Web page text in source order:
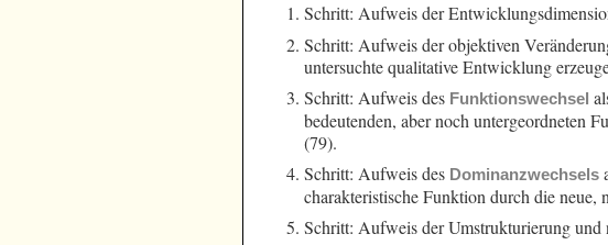
Schritt: Aufweis der
Schritt: Aufweis der objektiven
untersuchte qualitative Entwicklung
Schritt: Aufweis des Funktionswechsel
bedeutenden, aber noch untergeordneten
(79).
Schritt: Aufweis des Dominanzwechsels
charakteristische Funktion durch die neue,
Schritt: Aufweis der Umstrukturierung und